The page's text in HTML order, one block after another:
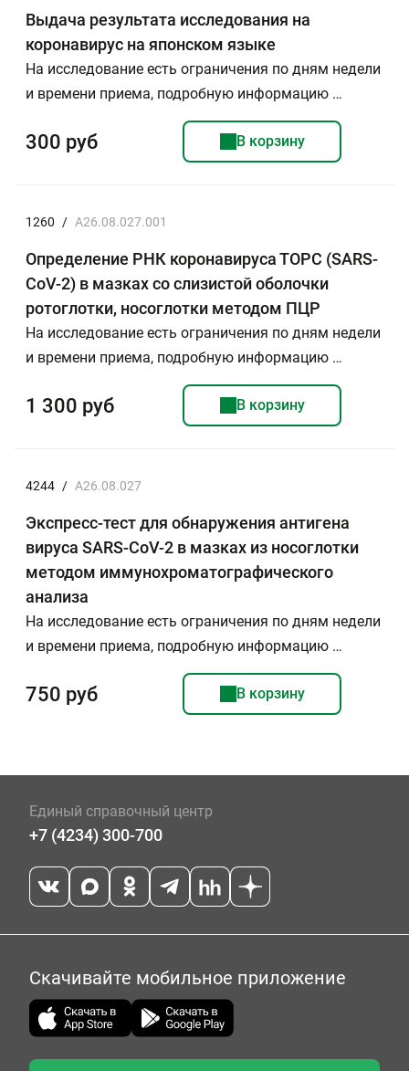
Выдача результата исследования на
коронавирус на японском языке
На исследование есть ограничения по дням недели
и времени приема, подробную информацию …
300 руб В корзину
1260 / A26.08.027.001
Определение РНК коронавируса ТОРС (SARS-
CoV-2) в мазках со слизистой оболочки
ротоглотки, носоглотки методом ПЦР
На исследование есть ограничения по дням недели
и времени приема, подробную информацию …
1 300 руб В корзину
4244 / A26.08.027
Экспресс-тест для обнаружения антигена
вируса SARS-CoV-2 в мазках из носоглотки
методом иммунохроматографического
анализа
На исследование есть ограничения по дням недели
и времени приема, подробную информацию …
750 руб В корзину
Единый справочный центр
+7 (4234) 300-700
Скачивайте мобильное приложение